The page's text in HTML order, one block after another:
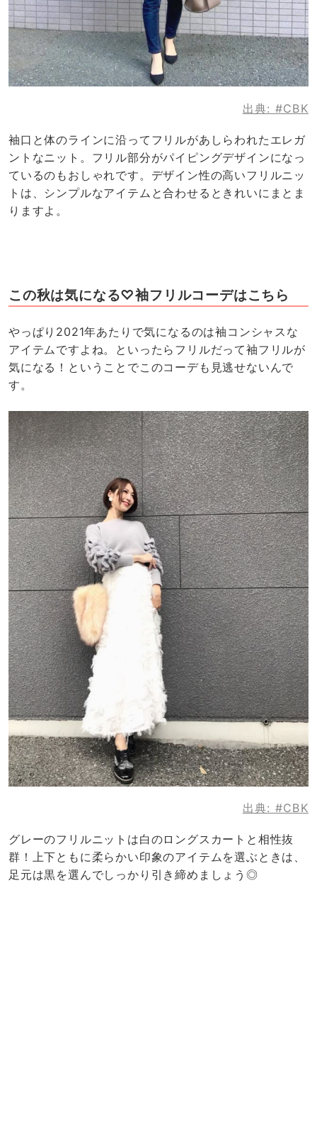
出典: #CBK
袖口と体のラインに沿ってフリルがあしらわれたエレガ
ントなニット。フリル部分がパイピングデザインになっ
ているのもおしゃれです。デザイン性の高いフリルニッ
トは、シンプルなアイテムと合わせるときれいにまとま
りますよ。
この秋は気になる♡袖フリルコーデはこちら
やっぱり2021年あたりで気になるのは袖コンシャスな
アイテムですよね。といったらフリルだって袖フリルが
気になる！ということでこのコーデも見逃せないんで
す。
出典: #CBK
グレーのフリルニットは白のロングスカートと相性抜
群！上下ともに柔らかい印象のアイテムを選ぶときは、
足元は黒を選んでしっかり引き締めましょう◎